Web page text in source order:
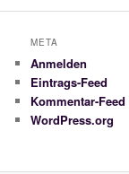
META
Anmelden
Eintrags-Feed
Kommentar-Feed
WordPress.org